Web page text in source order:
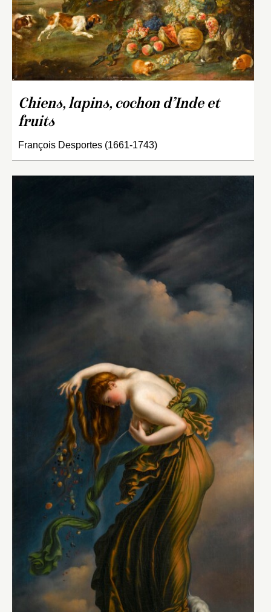
Chiens, lapins, cochon d’Inde et
fruits
François Desportes (1661-1743)